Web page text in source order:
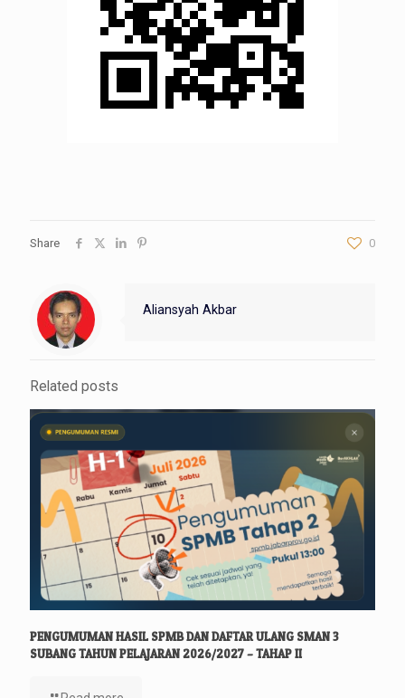
Share 0
Aliansyah Akbar
Related posts
PENGUMUMAN HASIL SPMB DAN DAFTAR ULANG SMAN 3
SUBANG TAHUN PELAJARAN 2026/2027 – TAHAP II